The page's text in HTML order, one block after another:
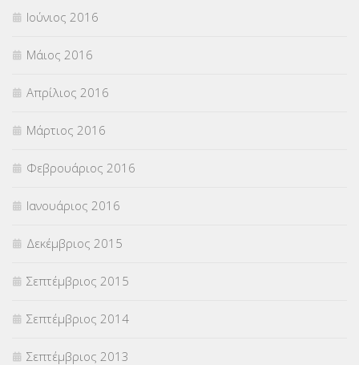
Ιούνιος 2016
Μάιος 2016
Απρίλιος 2016
Μάρτιος 2016
Φεβρουάριος 2016
Ιανουάριος 2016
Δεκέμβριος 2015
Σεπτέμβριος 2015
Σεπτέμβριος 2014
Σεπτέμβριος 2013